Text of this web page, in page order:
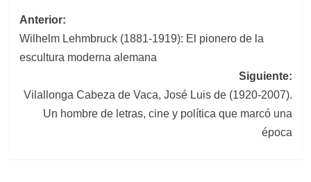
Navegación
de
Anterior:
Wilhelm Lehmbruck (1881-1919): El pionero de la
escultura moderna alemana
Siguiente:
Vilallonga Cabeza de Vaca, José Luis de (1920-2007).
Un hombre de letras, cine y política que marcó una
época